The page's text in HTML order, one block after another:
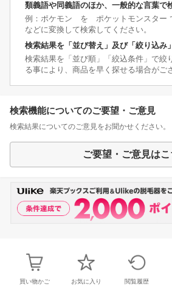
類義語や同義語のほか、一般的な言葉で
例：ポケモン を ポケットモンスター
などに変換して検索してください。
検索結果を「並び替え」及び「絞り込み
検索結果を「並び順」「絞込条件」で絞
る事により、商品を早く探せる場合がご
検索機能についてのご要望・ご意見
検索結果についてのご意見をお聞かせください。
ご要望・ご意見はこ
買い物かご お気に入り 閲覧履歴